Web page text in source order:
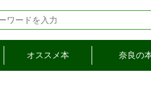
オススメ本 奈良の